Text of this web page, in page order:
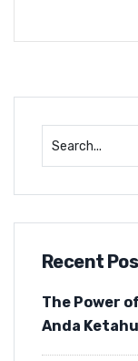
Recent
The Power
Anda